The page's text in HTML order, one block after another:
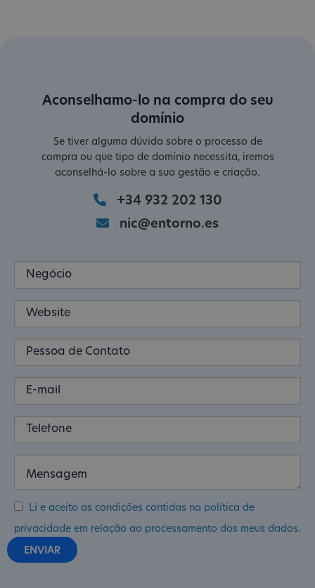
Aconselhamo-lo na compra do seu
domínio
Se tiver alguma dúvida sobre o processo de
compra ou que tipo de domínio necessita, iremos
aconselhá-lo sobre a sua gestão e criação.
+34 932 202 130
nic@entorno.es
Li e aceito as condições contidas na política de
privacidade em relação ao processamento dos meus dados.